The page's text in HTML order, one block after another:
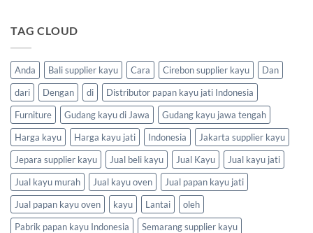
TAG CLOUD
Anda Bali supplier kayu Cara Cirebon supplier kayu
Dan
dari
Dengan di
Distributor papan kayu jati Indonesia
Furniture
Gudang kayu di Jawa
Gudang kayu jawa tengah
Harga kayu
Harga kayu jati Indonesia
Jakarta supplier kayu
Jepara supplier kayu
Jual beli kayu Jual Kayu
Jual kayu jati
Jual kayu murah
Jual kayu oven
Jual papan kayu jati
Jual papan kayu oven
kayu Lantai
oleh
Pabrik papan kayu Indonesia
Semarang supplier kayu